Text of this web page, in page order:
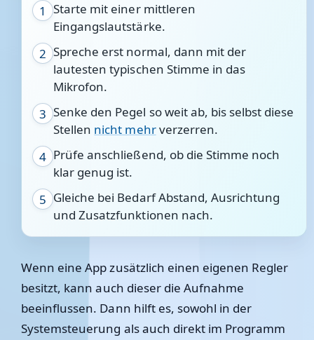
1
Starte mit einer mittleren
Eingangslautstärke.
2 Spreche erst normal, dann mit der
lautesten typischen Stimme in das
Mikrofon.
3 Senke den Pegel so weit ab, bis selbst diese
Stellen nicht mehrverzerren.
4 Prüfe anschließend, ob die Stimme noch
klar genug ist.
5 Gleiche bei Bedarf Abstand, Ausrichtung
und Zusatzfunktionen nach.
Wenn eine App zusätzlich einen eigenen Regler
besitzt, kann auch dieser die Aufnahme
beeinflussen. Dann hilft es, sowohl in der
Systemsteuerung als auch direkt im Programm